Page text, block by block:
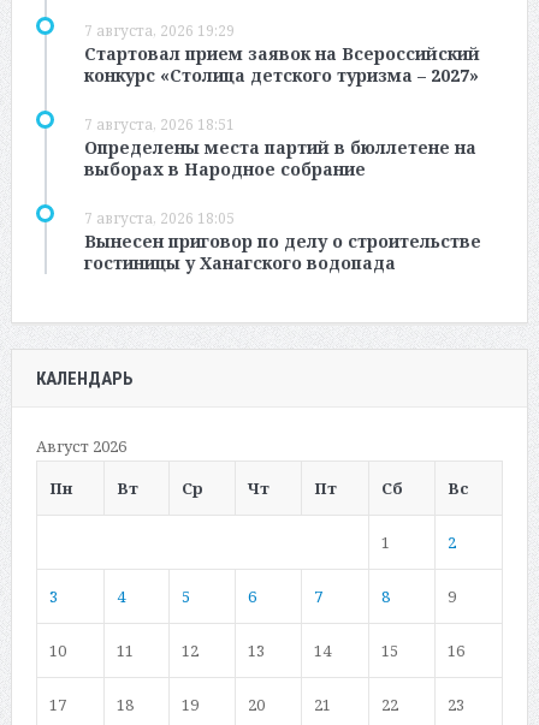
7 августа, 2026 19:29
Стартовал прием заявок на Всероссийский
конкурс «Столица детского туризма – 2027»
7 августа, 2026 18:51
Определены места партий в бюллетене на
выборах в Народное собрание
7 августа, 2026 18:05
Вынесен приговор по делу о строительстве
гостиницы у Ханагского водопада
КАЛЕНДАРЬ
Август 2026
Пн
Вт Ср Чт Пт Сб Вс
1 2
3 4 5 6 7 8 9
10 11 12 13 14 15 16
17 18 19 20 21 22 23